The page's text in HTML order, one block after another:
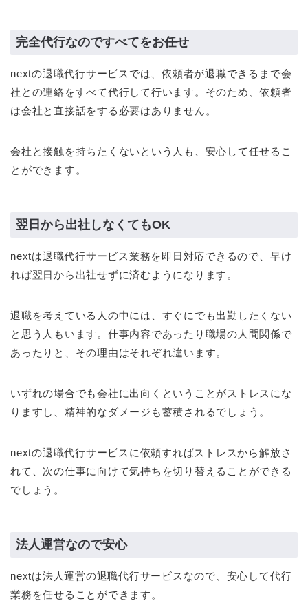
完全代行なのですべてをお任せ
nextの退職代行サービスでは、依頼者が退職できるまで会
社との連絡をすべて代行して行います。そのため、依頼者
は会社と直接話をする必要はありません。
会社と接触を持ちたくないという人も、安心して任せるこ
とができます。
翌日から出社しなくてもOK
nextは退職代行サービス業務を即日対応できるので、早け
れば翌日から出社せずに済むようになります。
退職を考えている人の中には、すぐにでも出勤したくない
と思う人もいます。仕事内容であったり職場の人間関係で
あったりと、その理由はそれぞれ違います。
いずれの場合でも会社に出向くということがストレスにな
りますし、精神的なダメージも蓄積されるでしょう。
nextの退職代行サービスに依頼すればストレスから解放さ
れて、次の仕事に向けて気持ちを切り替えることができる
でしょう。
法人運営なので安心
nextは法人運営の退職代行サービスなので、安心して代行
業務を任せることができます。